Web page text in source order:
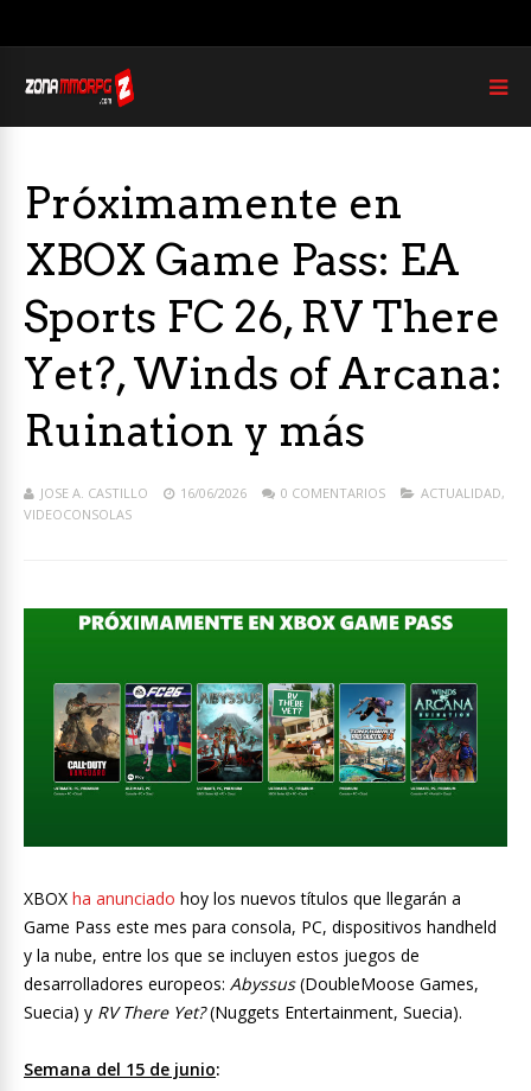
Próximamente en
XBOX Game Pass: EA
Sports FC 26, RV There
Yet?, Winds of Arcana:
Ruination y más
JOSE A. CASTILLO 16/06/2026 0 COMENTARIOS ACTUALIDAD,
VIDEOCONSOLAS
XBOX ha anunciado hoy los nuevos títulos que llegarán a
Game Pass este mes para consola, PC, dispositivos handheld
y la nube, entre los que se incluyen estos juegos de
desarrolladores europeos: Abyssus(DoubleMoose Games,
Suecia) y RV There Yet?(Nuggets Entertainment, Suecia).
Semana del 15 de junio: